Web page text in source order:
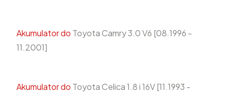
Akumulator do Toyota Camry 3.0 V6 [08.1996 -
11.2001]
Akumulator do Toyota Celica 1.8 i 16V [11.1993 -